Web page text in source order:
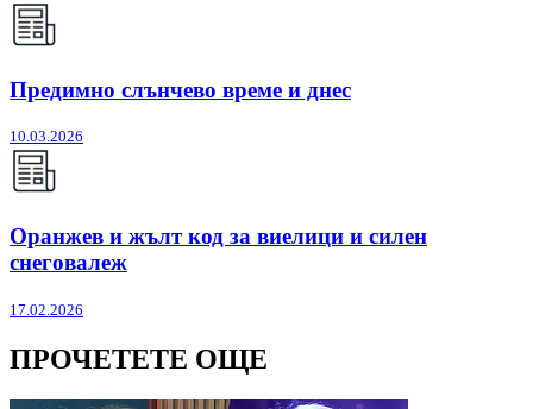
Предимно слънчево време и днес
10.03.2026
Оранжев и жълт код за виелици и силен
снеговалеж
17.02.2026
ПРОЧЕТЕТЕ ОЩЕ